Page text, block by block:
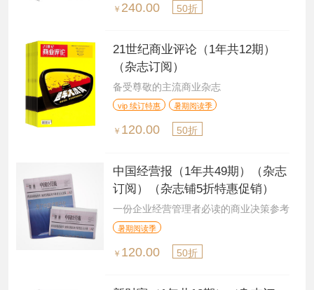
￥ 240.00 50折
21世纪商业评论（1年共12期）
（杂志订阅）
备受尊敬的主流商业杂志
vip 续订特惠 暑期阅读季
￥ 120.00 50折
中国经营报（1年共49期）（杂志
订阅）（杂志铺5折特惠促销）
一份企业经营管理者必读的商业决策参考
暑期阅读季
￥ 120.00 50折